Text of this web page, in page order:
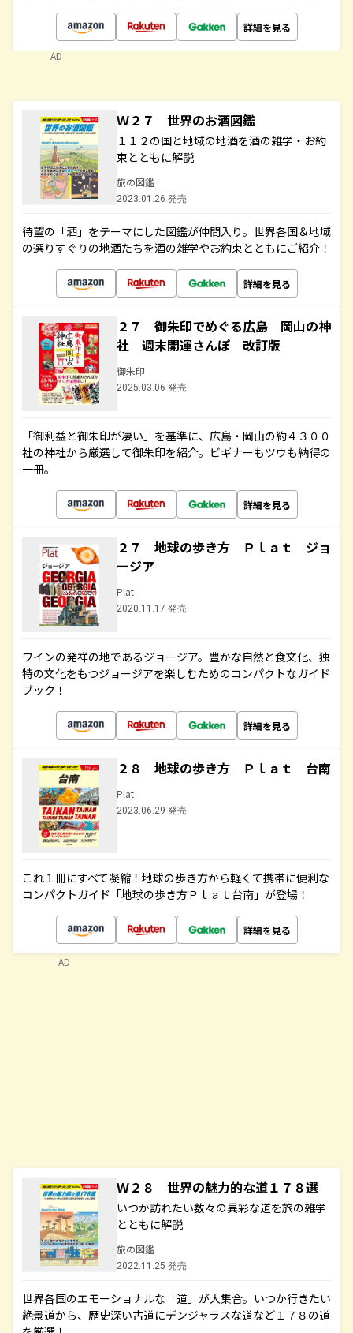
詳細を見る
AD
Ｗ２７ 世界のお酒図鑑
１１２の国と地域の地酒を酒の雑学・お約
束とともに解説
旅の図鑑
2023.01.26 発売
待望の「酒」をテーマにした図鑑が仲間入り。世界各国＆地域
の選りすぐりの地酒たちを酒の雑学やお約束とともにご紹介！
詳細を見る
２７ 御朱印でめぐる広島 岡山の神
社 週末開運さんぽ 改訂版
御朱印
2025.03.06 発売
「御利益と御朱印が凄い」を基準に、広島・岡山の約４３００
社の神社から厳選して御朱印を紹介。ビギナーもツウも納得の
一冊。
詳細を見る
２７ 地球の歩き方 Ｐｌａｔ ジョ
ージア
Plat
2020.11.17 発売
ワインの発祥の地であるジョージア。豊かな自然と食文化、独
特の文化をもつジョージアを楽しむためのコンパクトなガイド
ブック！
詳細を見る
２８ 地球の歩き方 Ｐｌａｔ 台南
Plat
2023.06.29 発売
これ１冊にすべて凝縮！地球の歩き方から軽くて携帯に便利な
コンパクトガイド「地球の歩き方Ｐｌａｔ台南」が登場！
詳細を見る
Ｗ２８ 世界の魅力的な道１７８選
いつか訪れたい数々の異彩な道を旅の雑学
とともに解説
旅の図鑑
2022.11.25 発売
世界各国のエモーショナルな「道」が大集合。いつか行きたい
絶景道から、歴史深い古道にデンジャラスな道など１７８の道
AD